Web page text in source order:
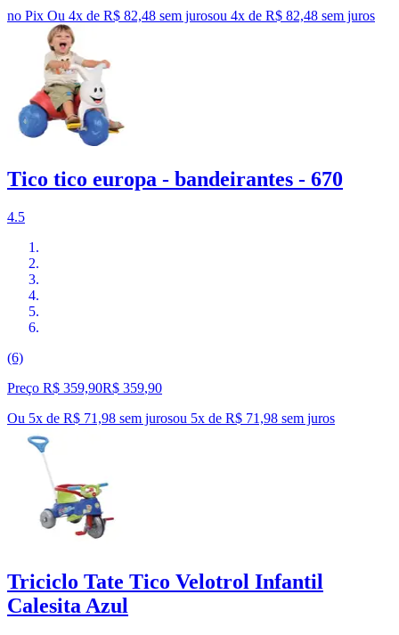
no Pix Ou 4x de R$ 82,48 sem jurosou 4x de R$ 82,48 sem juros
Tico tico europa - bandeirantes - 670
4.5
(6)
Preço R$ 359,90R$ 359,90
Ou 5x de R$ 71,98 sem jurosou 5x de R$ 71,98 sem juros
Triciclo Tate Tico Velotrol Infantil
Calesita Azul